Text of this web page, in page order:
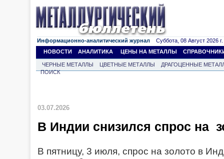
Информационно-аналитический журнал Суббота, 08 Август 2026 г.
НОВОСТИ
АНАЛИТИКА ЦЕНЫ НА МЕТАЛЛЫ
ЧЕРНЫЕ МЕТАЛЛЫ ЦВЕТНЫЕ МЕТАЛЛЫ
ДРАГОЦЕННЫЕ
ПОИСК
03.07.2026
В Индии снизился спрос на
В пятницу, 3 июля, спрос на золото в